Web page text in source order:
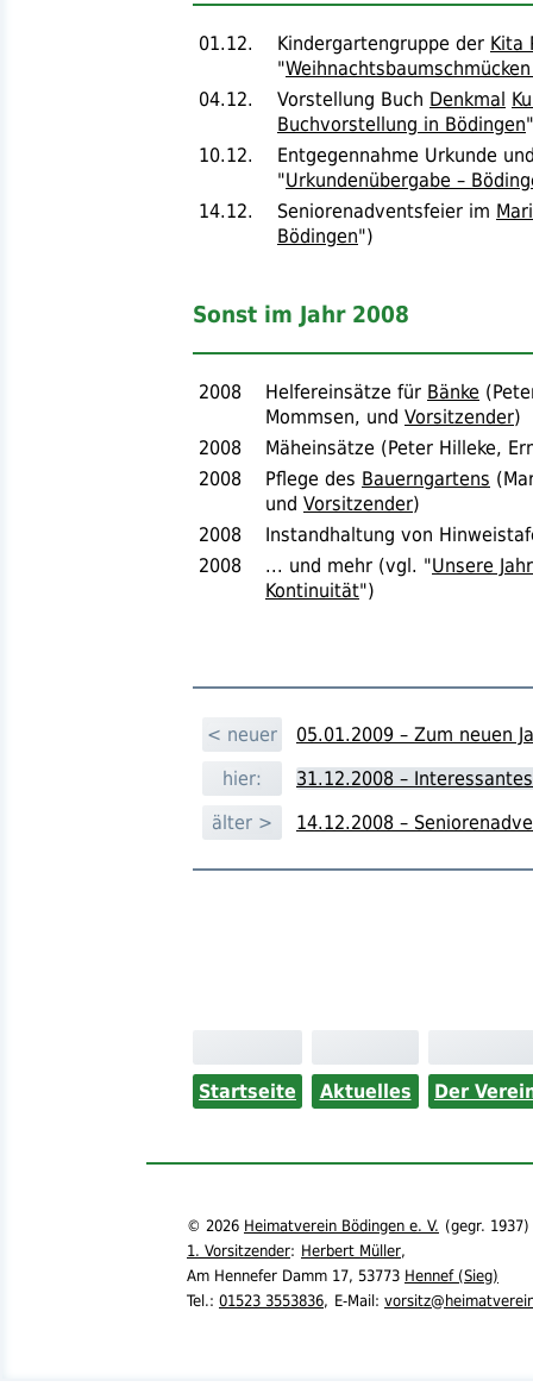
01.12. Kindergartengruppe der Kita
"
04.12.
Vorstellung Buch Denkmal
Buchvorstellung in Bödingen
10.12.
Entgegennahme Urkunde
"Urkundenübergabe –
14.12.
Seniorenadventsfeier im
Bödingen")
Sonst im Jahr 2008
2008 Helfereinsätze für Bänke
Mommsen, und Vorsitzender)
2008
Mäheinsätze (Peter Hilleke,
2008
Pflege des Bauerngartens
und Vorsitzender)
2008
Instandhaltung von
2008
... und mehr (vgl. "Unsere
Kontinuität")
< neuer
05.01.2009 – Zum neuen
hier:
31.12.2008 –
älter >
14.12.2008 –
Startseite Aktuelles Der
© 2026 Heimatverein Bödingen e. V. (gegr. 1937)
1. Vorsitzender: Herbert Müller,
Am Hennefer Damm 17, 53773 Hennef (Sieg)
Tel.: 01523 3553836, E-Mail: